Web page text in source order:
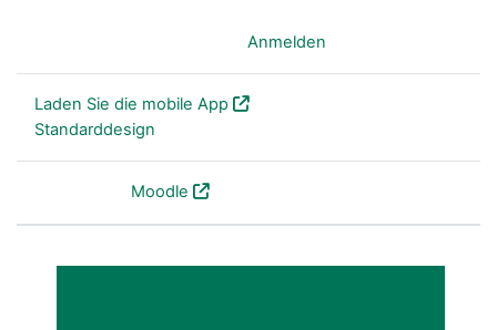
Anmelden
Laden Sie die mobile App
Standarddesign
Moodle